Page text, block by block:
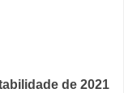
de 2021